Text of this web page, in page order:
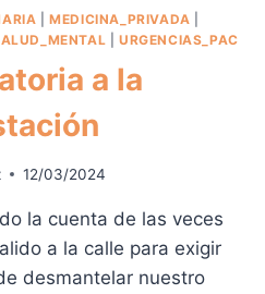
|MEDICINA_PRIVADA
|URGENCIAS_PAC
a la
12/03/2024
la cuenta de las veces
a la calle para exigir
desmantelar nuestro